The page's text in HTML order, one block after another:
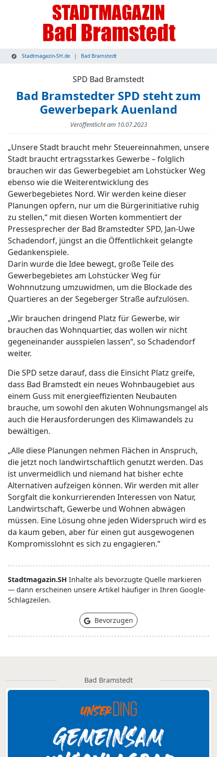
Stadtmagazin-SH.de Bad Bramstedt
SPD Bad Bramstedt
Bad Bramstedter SPD steht zum
Gewerbepark Auenland
Veröffentlicht am 10.07.2023
„Unsere Stadt braucht mehr Steuereinnahmen, unsere
Stadt braucht ertragsstarkes Gewerbe – folglich
brauchen wir das Gewerbegebiet am Lohstücker Weg
ebenso wie die Weiterentwicklung des
Gewerbegebietes Nord. Wir werden keine dieser
Planungen opfern, nur um die Bürgerinitiative ruhig
zu stellen,“ mit diesen Worten kommentiert der
Pressesprecher der Bad Bramstedter SPD, Jan-Uwe
Schadendorf, jüngst an die Öffentlichkeit gelangte
Gedankenspiele.
Darin wurde die Idee bewegt, große Teile des
Gewerbegebietes am Lohstücker Weg für
Wohnnutzung umzuwidmen, um die Blockade des
Quartieres an der Segeberger Straße aufzulösen.
„Wir brauchen dringend Platz für Gewerbe, wir
brauchen das Wohnquartier, das wollen wir nicht
gegeneinander ausspielen lassen“, so Schadendorf
weiter.
Die SPD setze darauf, dass die Einsicht Platz greife,
dass Bad Bramstedt ein neues Wohnbaugebiet aus
einem Guss mit energieeffizienten Neubauten
brauche, um sowohl den akuten Wohnungsmangel als
auch die Herausforderungen des Klimawandels zu
bewältigen.
„Alle diese Planungen nehmen Flächen in Anspruch,
die jetzt noch landwirtschaftlich genutzt werden. Das
ist unvermeidlich und niemand hat bisher echte
Alternativen aufzeigen können. Wir werden mit aller
Sorgfalt die konkurrierenden Interessen von Natur,
Landwirtschaft, Gewerbe und Wohnen abwägen
müssen. Eine Lösung ohne jeden Widerspruch wird es
da kaum geben, aber für einen gut ausgewogenen
Kompromisslohnt es sich zu engagieren.“
Stadtmagazin.SH Inhalte als bevorzugte Quelle markieren
— dann erscheinen unsere Artikel häufiger in Ihren Google-
Schlagzeilen.
Bevorzugen
Bad Bramstedt